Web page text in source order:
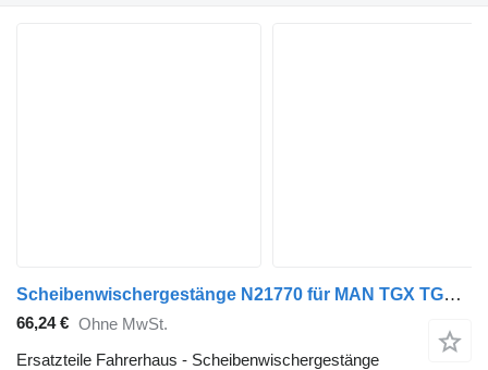
Scheibenwischergestänge N21770 für MAN TGX TGA F99L XL Sattelzugmaschine
66,24 € Ohne MwSt.
Ersatzteile Fahrerhaus - Scheibenwischergestänge